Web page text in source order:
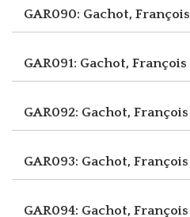
GAR090: Gachot, François
GAR091: Gachot, François
GAR092: Gachot, François
GAR093: Gachot, François
GAR094: Gachot, François